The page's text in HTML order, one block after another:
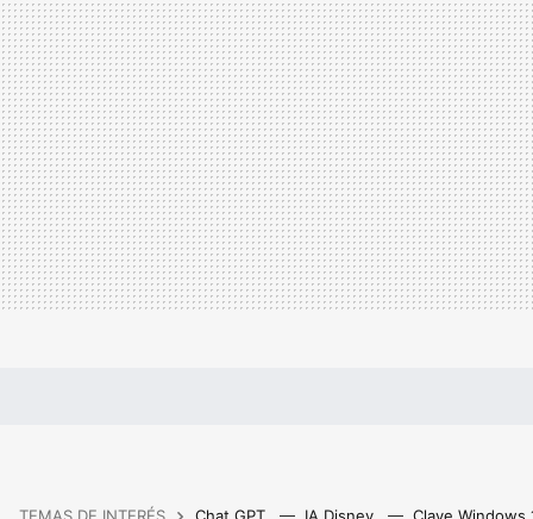
TEMAS DE INTERÉS Chat GPT IA Disney Clave Windows